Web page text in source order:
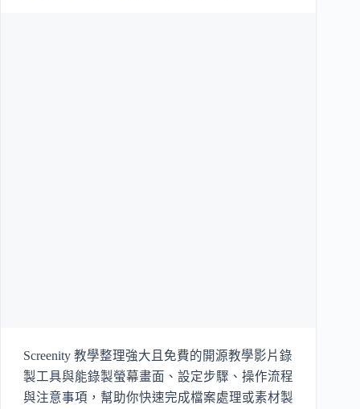
Screenity 教學整理強大且免費的開源教學影片錄
製工具與能錄製螢幕畫面、設定步驟、操作流程
與注意事項，幫助你快速完成檔案處理或素材製